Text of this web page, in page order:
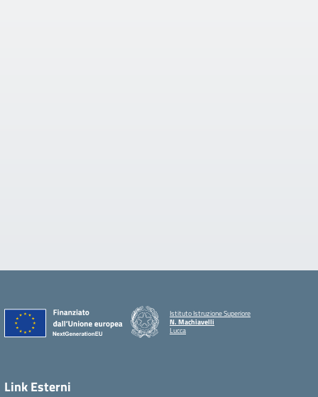
Istituto Istruzione Superiore
N. Machiavelli
Lucca
Link Esterni